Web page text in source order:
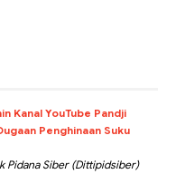
Kanal YouTube Pandji
Penghinaan Suku
Pidana Siber (Dittipidsiber)